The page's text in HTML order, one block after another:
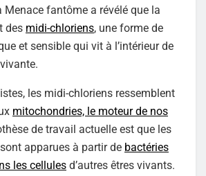
Menace fantôme a révélé que la
des midi-chloriens, une forme de
et sensible qui vit à l’intérieur de
les midi-chloriens ressemblent
mitochondries, le moteur de nos
de travail actuelle est que les
apparues à partir de bactéries
les cellules d’autres êtres vivants.